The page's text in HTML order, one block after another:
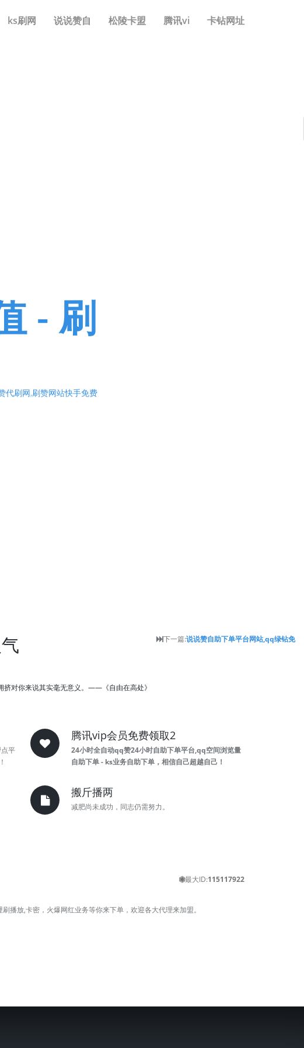
ks刷网 说说赞自 松陵卡盟 腾讯vi 卡钻网址
- 刷
代刷网,刷赞网站快手免费
下一篇:说说赞自助下单平台网站,qq绿钻免
挤对你来说其实毫无意义。——《自由在高处》
平
腾讯vip会员免费领取2
24小时全自动qq赞24小时自助下单平台,qq空间浏览量
自助下单 - ks业务自助下单，相信自己超越自己！
搬斤播两
减肥尚未成功，同志仍需努力。
最大ID:115117922
播放,卡密，火爆网红业务等你来下单，欢迎各大代理来加盟。